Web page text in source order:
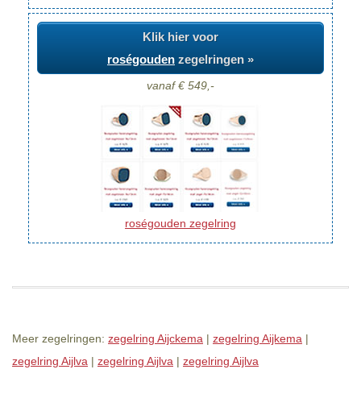
Klik hier voor
roségouden zegelringen »
vanaf € 549,-
roségouden zegelring
Meer zegelringen: zegelring Aijckema | zegelring Aijkema |
zegelring Aijlva | zegelring Aijlva | zegelring Aijlva